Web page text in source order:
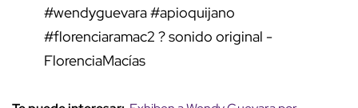
#wendyguevara#apioquijano
#florenciaramac2 ? sonido original -
FlorenciaMacías